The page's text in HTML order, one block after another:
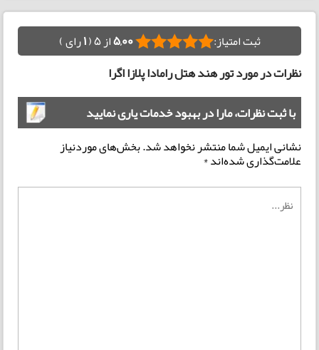
ثبت امتیاز: 5,00از 5 ( 1رای )
نظرات در مورد تور هند هتل رامادا پلازا اگرا
با ثبت نظرات، مارا در بهبود خدمات یاری نمایید
نشانی ایمیل شما منتشر نخواهد شد.بخش‌های موردنیاز
علامت‌گذاری شده‌اند*